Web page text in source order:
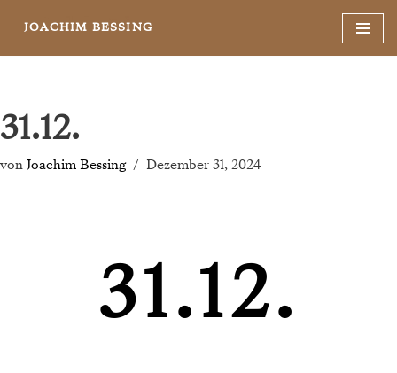
JOACHIM BESSING
31.12.
von Joachim Bessing Dezember 31, 2024
31.12.